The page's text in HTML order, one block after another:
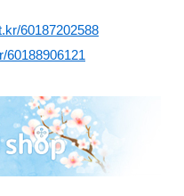
60187202588
60188906121